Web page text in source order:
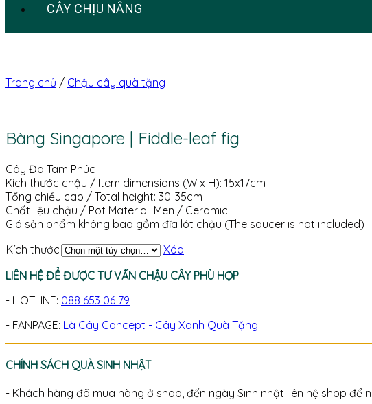
CÂY CHỊU NẮNG
Trang chủ / Chậu cây quà tặng
Bàng Singapore | Fiddle-leaf fig
Cây Đa Tam Phúc
Kích thước chậu / Item dimensions (W x H): 15x17cm
Tổng chiều cao / Total height: 30-35cm
Chất liệu chậu / Pot Material: Men / Ceramic
Giá sản phẩm không bao gồm đĩa lót chậu (The saucer is not included)
Kích thước
Xóa
LIÊN HỆ ĐỂ ĐƯỢC TƯ VẤN CHẬU CÂY PHÙ HỢP
- HOTLINE: 088 653 06 79
- FANPAGE: Là Cây Concept - Cây Xanh Quà Tặng
CHÍNH SÁCH QUÀ SINH NHẬT
- Khách hàng đã mua hàng ở shop, đến ngày Sinh nhật liên hệ shop để